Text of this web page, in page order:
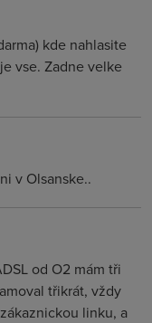
kde nahlasite
vse. Zadne velke
v Olsanske..
od O2 mám tři
třikrát, vždy
linku, a